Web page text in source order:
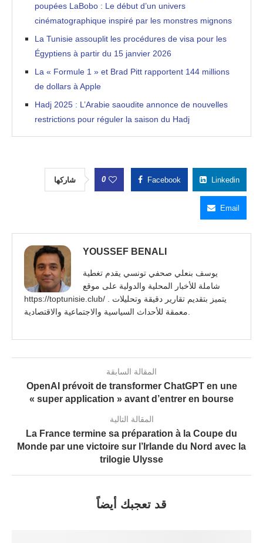
poupées LaBobo : Le début d’un univers
cinématographique inspiré par les monstres mignons
La Tunisie assouplit les procédures de visa pour les
Égyptiens à partir du 15 janvier 2026
La « Formule 1 » et Brad Pitt rapportent 144 millions
de dollars à Apple
Hadj 2025 : L’Arabie saoudite annonce de nouvelles
restrictions pour réguler la saison du Hadj
شاركها 0 Facebook Linkedin
Email
YOUSSEF BENALI
يوسف بنعلي صحفي تونسي يقدم تغطية
شاملة للأخبار المحلية والدولية على موقع
https://toptunisie.club/ . يتميز بتقديم تقارير دقيقة وتحليلات
المقالة السابقة
OpenAI prévoit de transformer ChatGPT en une
« super application » avant d’entrer en bourse
المقالة التالية
La France termine sa préparation à la Coupe du
Monde par une victoire sur l’Irlande du Nord avec la
trilogie Ulysse
قد تعجبك أيضاً